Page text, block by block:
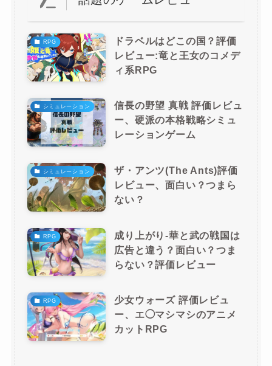
RPG
ドラベルはどこの国？評価
レビュー:竜と王女のコメデ
ィ系RPG
シミュレーション
信長の野望 真戦 評価レビュ
ー、硬派の本格戦略シミュ
レーションゲーム
シミュレーション
ザ・アンツ(The Ants)評価
レビュー、面白い？つまら
ない？
RPG
成り上がり-華と武の戦国は
広告と違う？面白い？つま
らない？評価レビュー
RPG
少女ウォーズ 評価レビュ
ー、エ◯マシマシのアニメ
カットRPG